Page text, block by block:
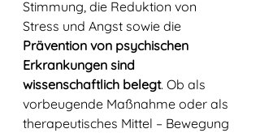
Stimmung, die Reduktion von
Stress und Angst sowie die
Prävention von psychischen
Erkrankungen sind
wissenschaftlich belegt. Ob als
vorbeugende Maßnahme oder als
therapeutisches Mittel – Bewegung